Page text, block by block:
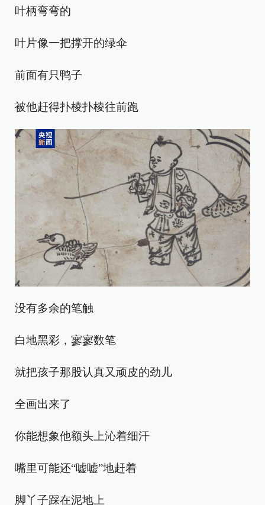
叶柄弯弯的
叶片像一把撑开的绿伞
前面有只鸭子
被他赶得扑棱扑棱往前跑
没有多余的笔触
白地黑彩，寥寥数笔
就把孩子那股认真又顽皮的劲儿
全画出来了
你能想象他额头上沁着细汗
嘴里可能还“嘘嘘”地赶着
脚丫子踩在泥地上